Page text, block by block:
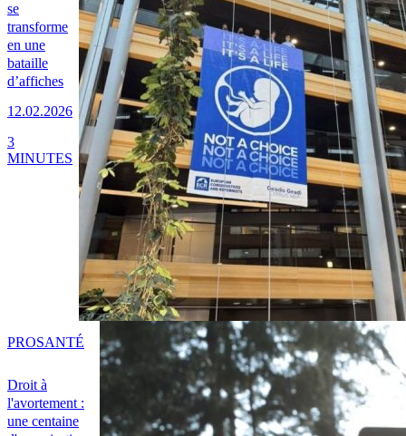
se
transforme
en une
bataille
d’affiches
12.02.2026
3
MINUTES
Droit à
l'avortement :
une centaine
PROSANTÉ